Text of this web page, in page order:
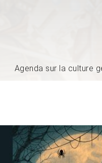
Agenda sur la culture